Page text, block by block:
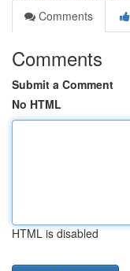
Comments
Comments
Submit a Comment
No HTML
HTML is disabled